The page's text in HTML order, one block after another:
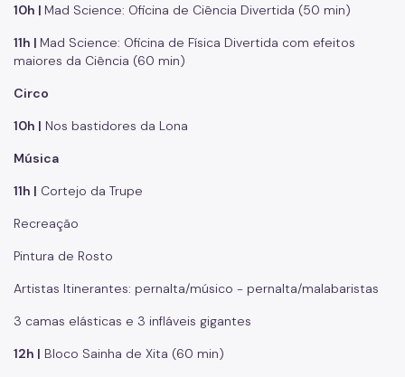
10h | Mad Science: Oficina de Ciência Divertida (50 min)
11h | Mad Science: Oficina de Física Divertida com efeitos
maiores da Ciência (60 min)
Circo
10h | Nos bastidores da Lona
Música
11h | Cortejo da Trupe
Recreação
Pintura de Rosto
Artistas Itinerantes: pernalta/músico - pernalta/malabaristas
3 camas elásticas e 3 infláveis gigantes
12h | Bloco Sainha de Xita (60 min)